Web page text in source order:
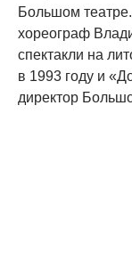
Большом
хореограф
спектакли на
в 1993 году и
директор